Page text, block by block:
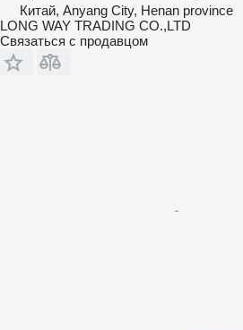
Китай, Anyang City, Henan province
LONG WAY TRADING CO.,LTD
Связаться с продавцом